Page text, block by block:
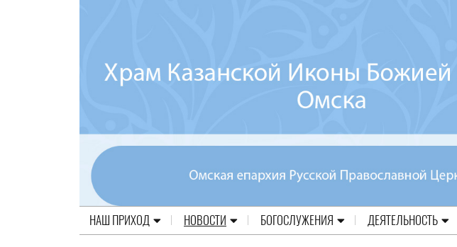
НАШ ПРИХОД НОВОСТИ БОГОСЛУЖЕНИЯ ДЕЯТЕЛЬНОСТЬ